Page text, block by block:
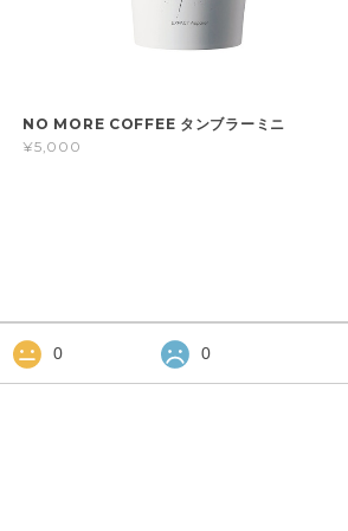
NO MORE COFFEE タンブラーミニ
¥5,000
0 0